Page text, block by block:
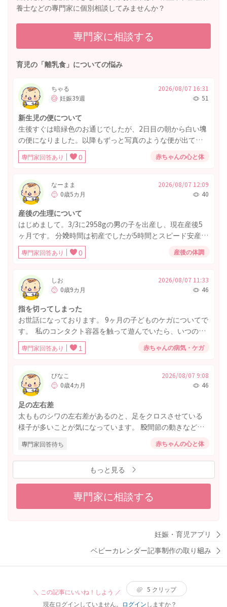
養士などの専門家に個別相談してみませんか？
専門家に相談する
育児の「離乳食」についての悩み
ちゃる
妊娠39週
2026/08/07 16:31
51
新生児の便について
生後すぐは暗緑色のお通じでしたが、2日目の朝から白い塊
の便になりました。以降もずっと写真のような便が出てい
ます。胆道閉鎖症なのではないかと不安に感じています。
尿は特に濃くはなっておりません。黄疸は若干ありますが
専門家回答あり 0 赤ちゃんの心と体
なーまま
0歳5カ月
2026/08/07 12:09
40
産後の生理について
はじめまして。3/3に2958gの男の子を出産し、現在産後5
ヶ月です。 分娩時間は初産でしたが5時間とスピード安産で
した。産後から完母です。悪露は1ヶ月少し続きましたが、
2週間後にまた出血し、生理にしては少量だったので悪露の
婦人科を受診。初めは「授乳中なら生理じゃないはずだか
ら悪露の残りなんじゃないか」と言われ様子を見てました
が1ヶ月後にまた出血。再度婦人科を受診すると「もしかす
ると生理かな。一度ピルを飲んで出血を起こし、子宮を綺
麗にしましょう」と言われ10日間ピルを飲みました。出血
後の受診では「子宮の中は綺麗になりました。」とのこと
でしたが、その後は2週間後にまた出血。量も多かったので
の今日、おりものに血が混じり始め、生理がきそうな様子
です。妊娠前の生理周期は28日前後でした。2週間ごとに生
理がくるのは、もう一度婦人科を受診すべきなのか、様子
を見てもいいのか分からず相談させていただきました。
専門家回答あり 0 産後の体調
しお
0歳9カ月
2026/08/07 11:33
46
指を切ってしまった
お世話になっております。 9ヶ月の子どものケガについてで
す。 私のコンタクト容器を触って遊んでいたら、いつの間
にか親指の横を切ってしまって出血していました。 気づい
てすぐ止血し20分以内には止まり水で洗い流しました。傷
す。本人は特に変わったことはなく切った時も泣いており
ませんでした。 ただ左手の親指を切ったのですがその指が
いつも指しゃぶりをしている方で、寝る時も指しゃぶりし
たまま寝ています。 特に問題はないでしょうか、、？ 指し
ゃぶりをして傷口が悪化してしまうのではないかと心配に
なりご相談させていただきました。 よろしくお願いいたし
ます。
専門家回答あり 1 赤ちゃんの病気・ケガ
ぴなこ
0歳4カ月
2026/08/07 9:08
46
足の左右差
太もものシワの左右差があるのと、足をクロスさせている
様子が多いことが気になっています。 股間節の動きなどは
ロスさせている足は戻してもすぐクロスしています。 単に
左右差の範囲内であれば良いのですが💦
専門家回答待ち 赤ちゃんの心と体
もっと見る
専門家に相談する
妊娠・育児アプリ
ベビーカレンダー記事制作の取り組み
＼ この記事にいいね！しよう ／ 5 クリップ
現在ログインしていません。
ログインしますか？